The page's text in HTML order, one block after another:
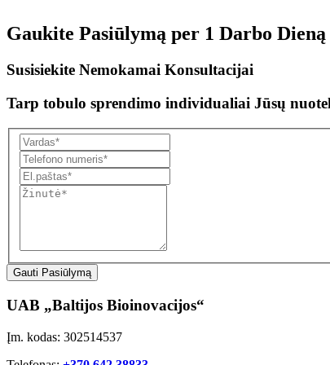
Gaukite Pasiūlymą per 1 Darbo Dieną
Susisiekite Nemokamai Konsultacijai
Tarp tobulo sprendimo individualiai Jūsų
Gauti Pasiūlymą
UAB „Baltijos Bioinovacijos“
Įm. kodas: 302514537